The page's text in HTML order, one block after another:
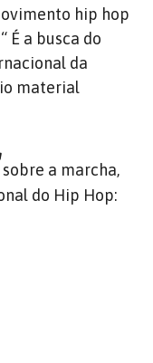
hip hop
“ É a busca do
da
material
sobre a marcha,
do Hip Hop: